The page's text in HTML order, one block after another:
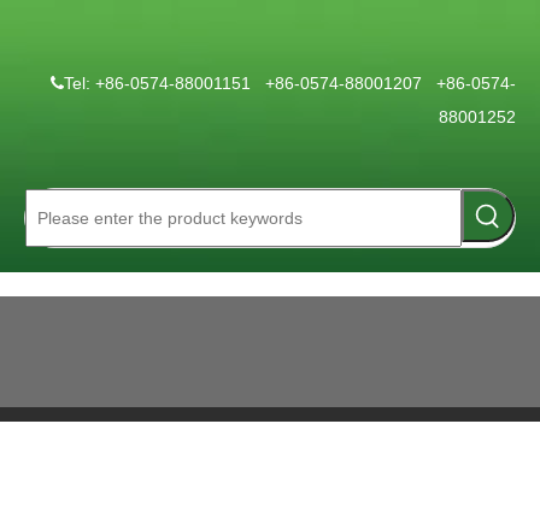
Tel: +86-0574-88001151 +86-0574-88001207 +86-0574-
88001252